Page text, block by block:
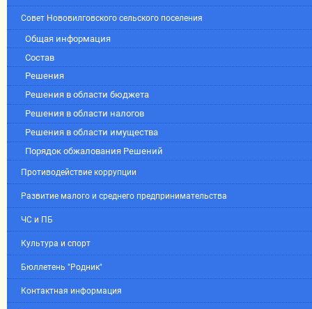
Совет Нововилговского сельского поселения
Общая информация
Состав
Решения
Решения в области бюджета
Решения в области налогов
Решения в области имущества
Порядок обжалования Решений
Противодействие коррупции
Развитие малого и среднего предпринимательства
ЧС и ПБ
Культура и спорт
Бюллетень "Родник"
Контактная информация